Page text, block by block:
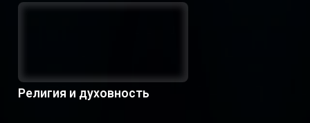
Религия и духовность